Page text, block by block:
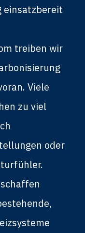
einsatzbereit
treiben wir
Viele
zu viel
oder